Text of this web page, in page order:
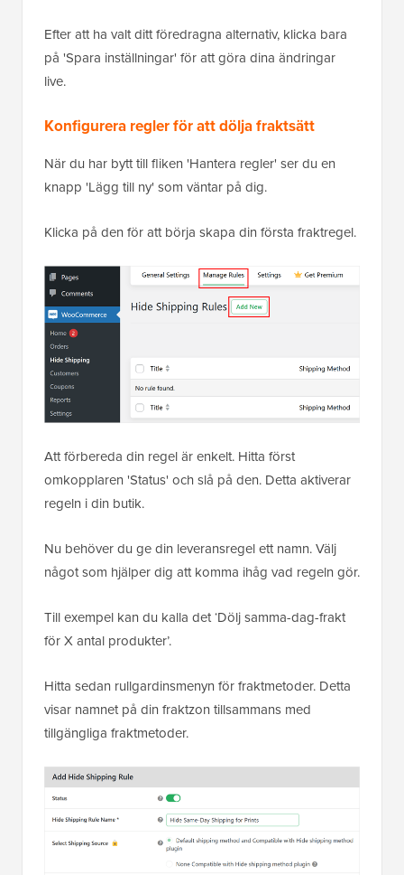
Efter att ha valt ditt föredragna alternativ, klicka bara
på 'Spara inställningar' för att göra dina ändringar
live.
Konfigurera regler för att dölja fraktsätt
När du har bytt till fliken 'Hantera regler' ser du en
knapp 'Lägg till ny' som väntar på dig.
Klicka på den för att börja skapa din första fraktregel.
Att förbereda din regel är enkelt. Hitta först
omkopplaren 'Status' och slå på den. Detta aktiverar
regeln i din butik.
Nu behöver du ge din leveransregel ett namn. Välj
något som hjälper dig att komma ihåg vad regeln gör.
Till exempel kan du kalla det ‘Dölj samma-dag-frakt
för X antal produkter’.
Hitta sedan rullgardinsmenyn för fraktmetoder. Detta
visar namnet på din fraktzon tillsammans med
tillgängliga fraktmetoder.